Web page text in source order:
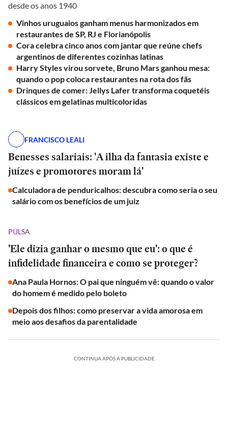
desde os anos 1940
Vinhos uruguaios ganham menus harmonizados em
restaurantes de SP, RJ e Florianópolis
Cora celebra cinco anos com jantar que reúne chefs
argentinos de diferentes cozinhas latinas
Harry Styles virou sorvete, Bruno Mars ganhou mesa:
quando o pop coloca restaurantes na rota dos fãs
Drinques de comer: Jellys Lafer transforma coquetéis
clássicos em gelatinas multicoloridas
FRANCISCO LEALI
Benesses salariais: 'A ilha da fantasia existe e
juízes e promotores moram lá'
Calculadora de penduricalhos: descubra como seria o seu
salário com os benefícios de um juiz
PULSA
'Ele dizia ganhar o mesmo que eu': o que é
infidelidade financeira e como se proteger?
Ana Paula Hornos: O pai que ninguém vê: quando o valor
do homem é medido pelo boleto
Depois dos filhos: como preservar a vida amorosa em
meio aos desafios da parentalidade
CONTINUA APÓS A PUBLICIDADE